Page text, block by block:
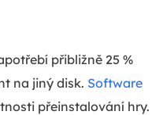
přibližně 25 %
na jiný disk. Software
přeinstalování hry.